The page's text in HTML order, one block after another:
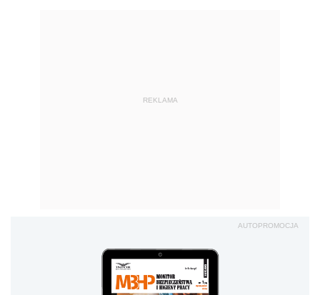
REKLAMA
AUTOPROMOCJA